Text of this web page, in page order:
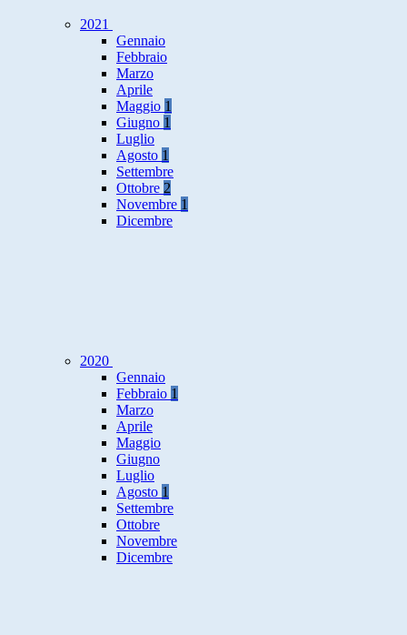
2021
Gennaio
Febbraio
Marzo
Aprile
Maggio 1
Giugno 1
Luglio
Agosto 1
Settembre
Ottobre 2
Novembre 1
Dicembre
2020
Gennaio
Febbraio 1
Marzo
Aprile
Maggio
Giugno
Luglio
Agosto 1
Settembre
Ottobre
Novembre
Dicembre